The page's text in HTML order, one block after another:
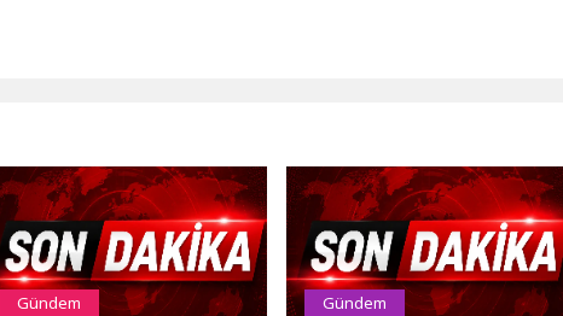
Gündem Gündem